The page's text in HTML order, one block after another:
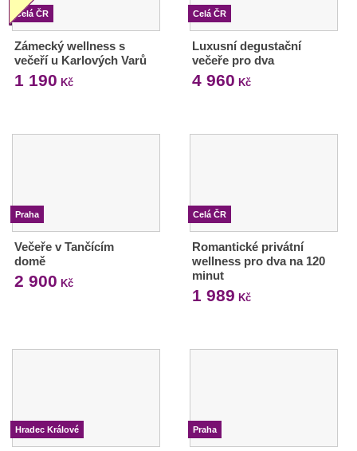
Celá ČR
Zámecký wellness s
večeří u Karlových Varů
1 190 Kč
Celá ČR
Luxusní degustační
večeře pro dva
4 960 Kč
Praha
Večeře v Tančícím
domě
2 900 Kč
Celá ČR
Romantické privátní
wellness pro dva na 120
minut
1 989 Kč
Hradec Králové Praha